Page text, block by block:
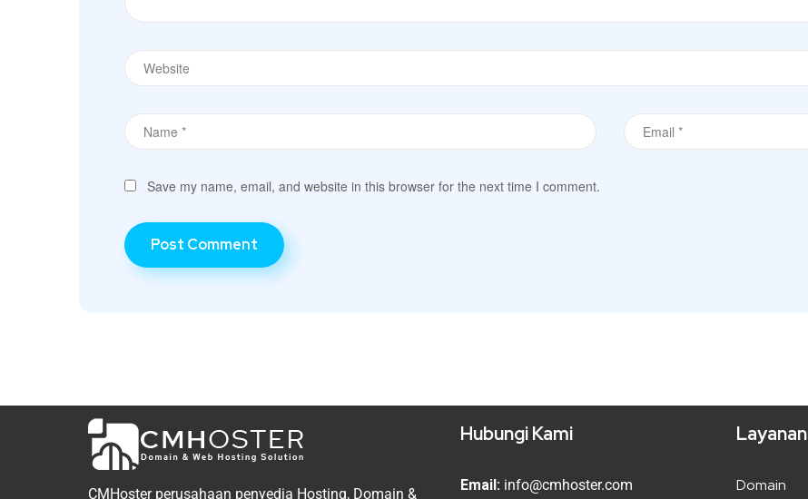
Save my name, email, and website in this browser for the next time I comment.
CMHoster perusahaan penyedia Hosting, Domain &
Hubungi Kami
Email: info@cmhoster.com
Layanan
Domain